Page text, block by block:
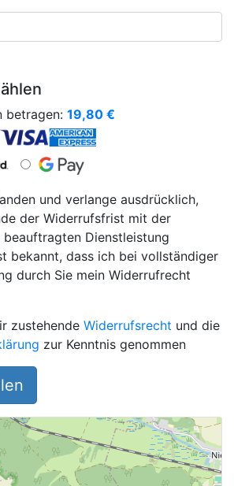
betragen: 19,80 €
und verlange ausdrücklich,
der Widerrufsfrist mit der
Dienstleistung
bekannt, dass ich bei vollständiger
durch Sie mein Widerrufrecht
zustehende Widerrufsrecht und die
zur Kenntnis genommen